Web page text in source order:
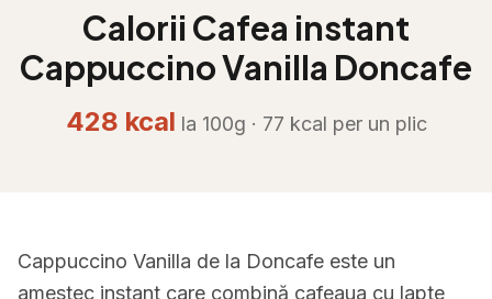
Calorii Cafea instant
Cappuccino Vanilla Doncafe
428 kcal la 100g · 77 kcal per un plic
Cappuccino Vanilla de la Doncafe este un
amestec instant care combină cafeaua cu lapte